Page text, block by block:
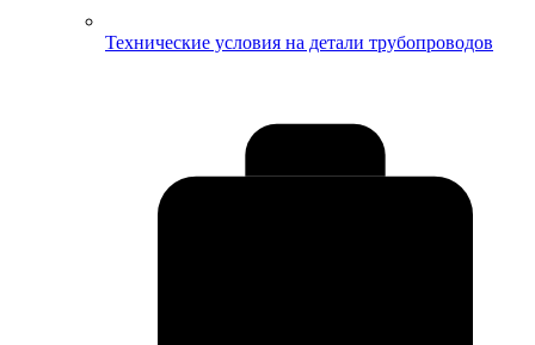
Технические условия на детали трубопроводов